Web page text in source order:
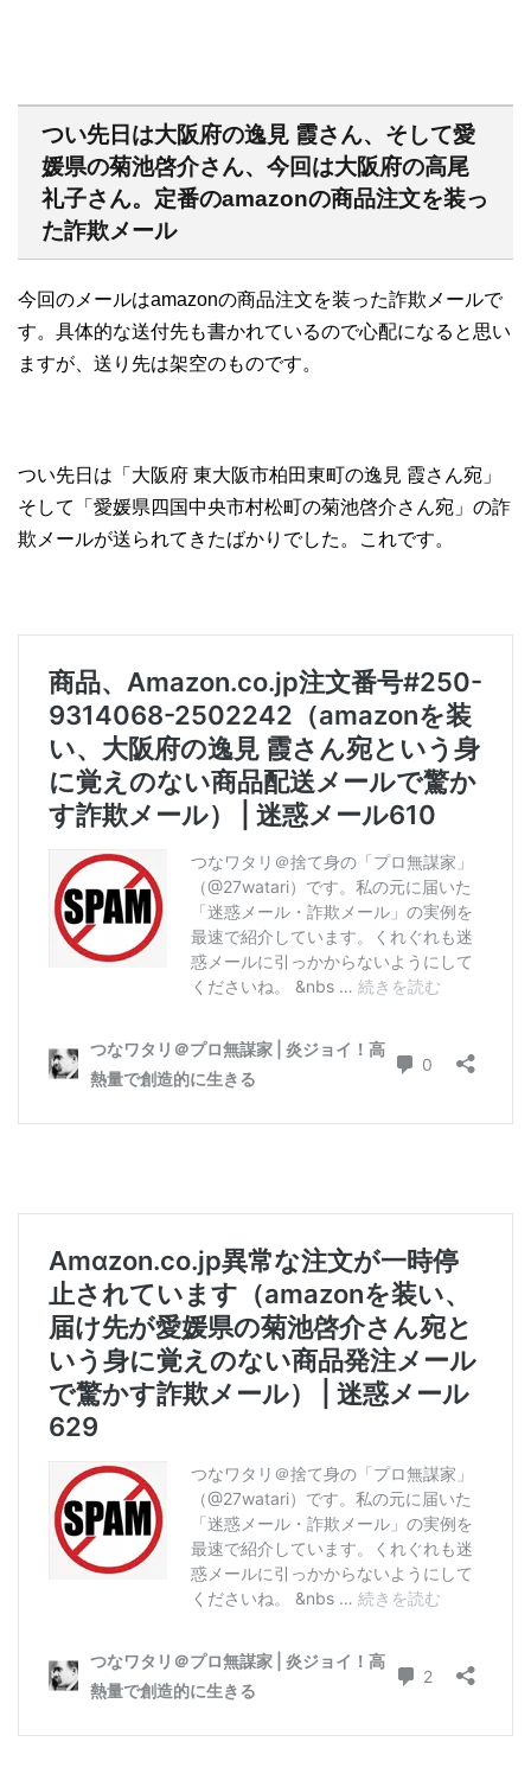
つい先日は大阪府の逸見 霞さん、そして愛
媛県の菊池啓介さん、今回は大阪府の高尾
礼子さん。定番のamazonの商品注文を装っ
た詐欺メール
今回のメールはamazonの商品注文を装った詐欺メールで
す。具体的な送付先も書かれているので心配になると思い
ますが、送り先は架空のものです。
つい先日は「大阪府 東大阪市柏田東町の逸見 霞さん宛」
そして「愛媛県四国中央市村松町の菊池啓介さん宛」の詐
欺メールが送られてきたばかりでした。これです。